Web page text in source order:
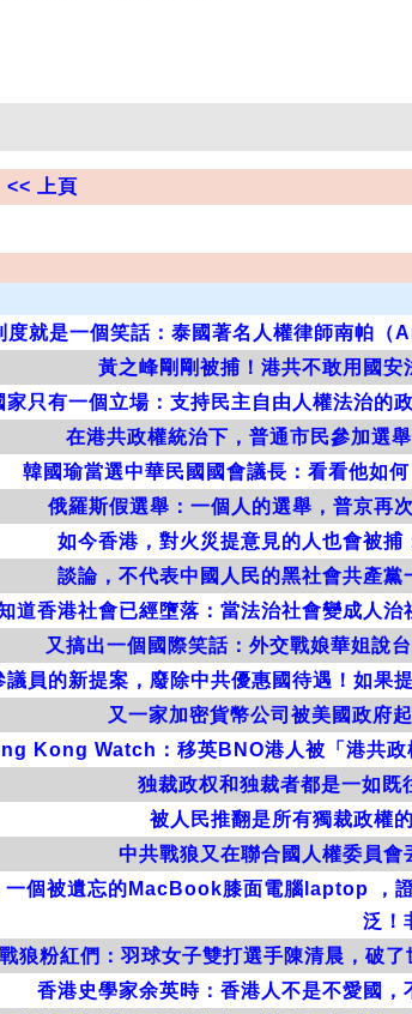
<< 上頁
度就是一個笑話：泰國著名人權律師南帕
黃之峰剛剛被捕！港共不敢用國安
家只有一個立場：支持民主自由人權法治的
在港共政權統治下，普通市民參加選
韓國瑜當選中華民國國會議長：看看他如
俄羅斯假選舉：一個人的選舉，普京再
如今香港，對火災提意見的人也會被捕
談論，不代表中國人民的黑社會共產黨
道香港社會已經墮落：當法治社會變成人
又搞出一個國際笑話：外交戰娘華姐說
議員的新提案，廢除中共優惠國待遇！如果
又一家加密貨幣公司被美國政府
Kong Watch：移英BNO港人被「港共政
独裁政权和独裁者都是一如既
被人民推翻是所有獨裁政權
中共戰狼又在聯合國人權委員
一個被遺忘的MacBook膝面電腦laptop ，
泛！
狼粉紅們：羽球女子雙打選手陳清晨，破
香港史學家余英時：香港人不是不愛國，